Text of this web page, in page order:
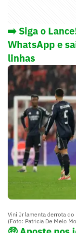
➡️ Siga o
WhatsApp e
linhas
Vini Jr lamenta derrota do
(Foto: Patricia De Melo